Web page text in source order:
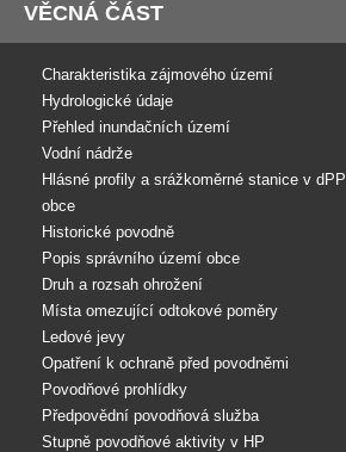
VĚCNÁ ČÁST
Charakteristika zájmového území
Hydrologické údaje
Přehled inundačních území
Vodní nádrže
Hlásné profily a srážkoměrné stanice v dPP
obce
Historické povodně
Popis správního území obce
Druh a rozsah ohrožení
Místa omezující odtokové poměry
Ledové jevy
Opatření k ochraně před povodněmi
Povodňové prohlídky
Předpovědní povodňová služba
Stupně povodňové aktivity v HP